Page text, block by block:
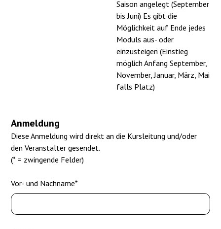
Saison angelegt (September
bis Juni) Es gibt die
Möglichkeit auf Ende jedes
Moduls aus- oder
einzusteigen (Einstieg
möglich Anfang September,
November, Januar, März, Mai
falls Platz)
Anmeldung
Diese Anmeldung wird direkt an die Kursleitung und/oder
den Veranstalter gesendet.
(* = zwingende Felder)
Vor- und Nachname*